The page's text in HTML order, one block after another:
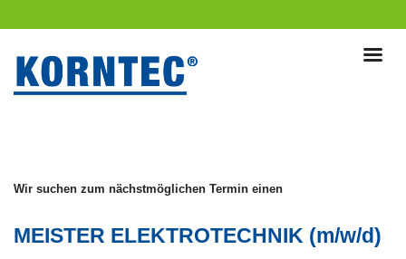
Wir suchen zum nächstmöglichen Termin einen
MEISTER ELEKTROTECHNIK (m/w/d)